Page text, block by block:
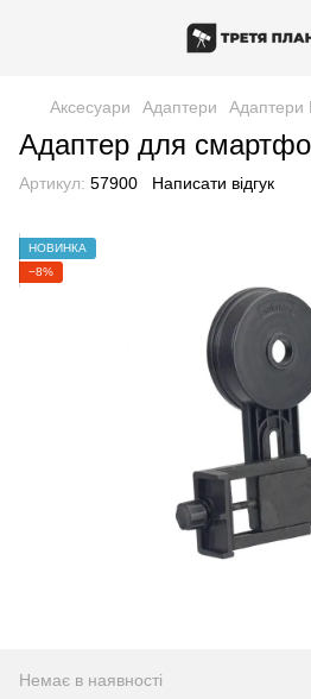
Аксесуари Адаптери Адаптери
Адаптер для
Артикул: 57900 Написати відгук
НОВИНКА
−8%
Немає в наявності